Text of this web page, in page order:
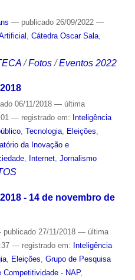
— publicado26/09/2022 —
Cátedra Oscar Sala,
/Fotos /Eventos 2022
06/11/2018 — última
— registrado em: Inteligência
, Tecnologia, Eleições,
da Inovação e
, Internet, Jornalismo
- 14 de novembro de
publicado27/11/2018 — última
— registrado em: Inteligência
, Eleições, Grupo de Pesquisa
- NAP,